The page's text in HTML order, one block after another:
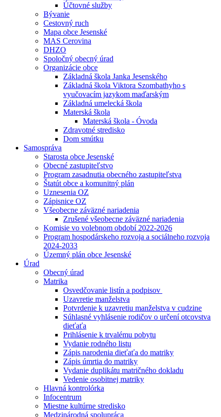
Účtovné služby
Bývanie
Cestovný ruch
Mapa obce Jesenské
MAS Cerovina
DHZO
Spoločný obecný úrad
Organizácie obce
Základná škola Janka Jesenského
Základná škola Viktora Szombathyho s
vyučovacím jazykom maďarským
Základná umelecká škola
Materská škola
Materská škola - Óvoda
Zdravotné stredisko
Dom smútku
Samospráva
Starosta obce Jesenské
Obecné zastupiteľstvo
Program zasadnutia obecného zastupiteľstva
Štatút obce a komunitný plán
Uznesenia OZ
Zápisnice OZ
Všeobecne záväzné nariadenia
Zrušené všeobecne záväzné nariadenia
Komisie vo volebnom období 2022-2026
Program hospodárskeho rozvoja a sociálneho rozvoja
2024-2033
Územný plán obce Jesenské
Úrad
Obecný úrad
Matrika
Osvedčovanie listín a podpisov
Uzavretie manželstva
Potvrdenie k uzavretiu manželstva v cudzine
Súhlasné vyhlásenie rodičov o určení otcovstva
dieťaťa
Prihlásenie k trvalému pobytu
Vydanie rodného listu
Zápis narodenia dieťaťa do matriky
Zápis úmrtia do matriky
Vydanie duplikátu matričného dokladu
Vedenie osobitnej matriky
Hlavná kontrolórka
Infocentrum
Miestne kultúrne stredisko
Medzinárodná spolupráca